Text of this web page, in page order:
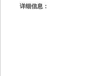
详细信息：